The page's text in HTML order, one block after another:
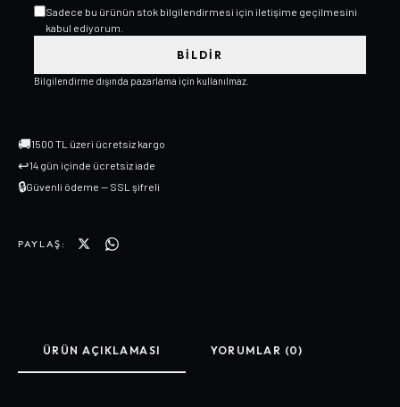
Sadece bu ürünün stok bilgilendirmesi için iletişime geçilmesini
kabul ediyorum.
BILDIR
Bilgilendirme dışında pazarlama için kullanılmaz.
🚚1500 TL üzeri ücretsiz kargo
↩14 gün içinde ücretsiz iade
🔒Güvenli ödeme — SSL şifreli
PAYLAŞ:
ÜRÜN AÇIKLAMASI YORUMLAR (0)